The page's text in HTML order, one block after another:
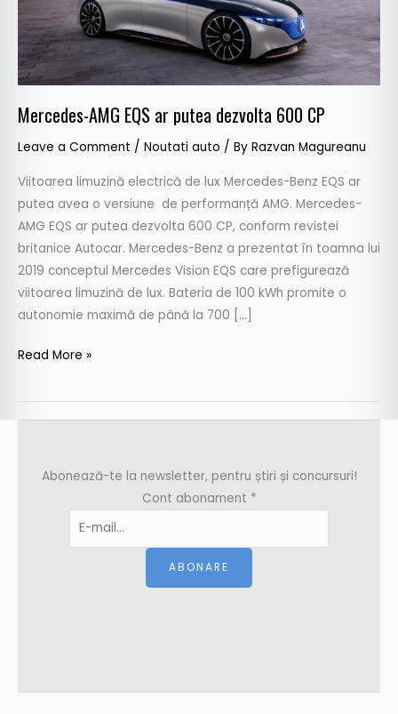
Mercedes-AMG EQS ar putea dezvolta 600 CP
Leave a Comment / Noutati auto / By Razvan Magureanu
Viitoarea limuzină electrică de lux Mercedes-Benz EQS ar
putea avea o versiune de performanță AMG. Mercedes-
AMG EQS ar putea dezvolta 600 CP, conform revistei
britanice Autocar. Mercedes-Benz a prezentat în toamna lui
2019 conceptul Mercedes Vision EQS care prefigurează
viitoarea limuzină de lux. Bateria de 100 kWh promite o
autonomie maximă de până la 700 […]
Read More »
Abonează-te la newsletter, pentru știri și concursuri!
Cont abonament *
ABONARE